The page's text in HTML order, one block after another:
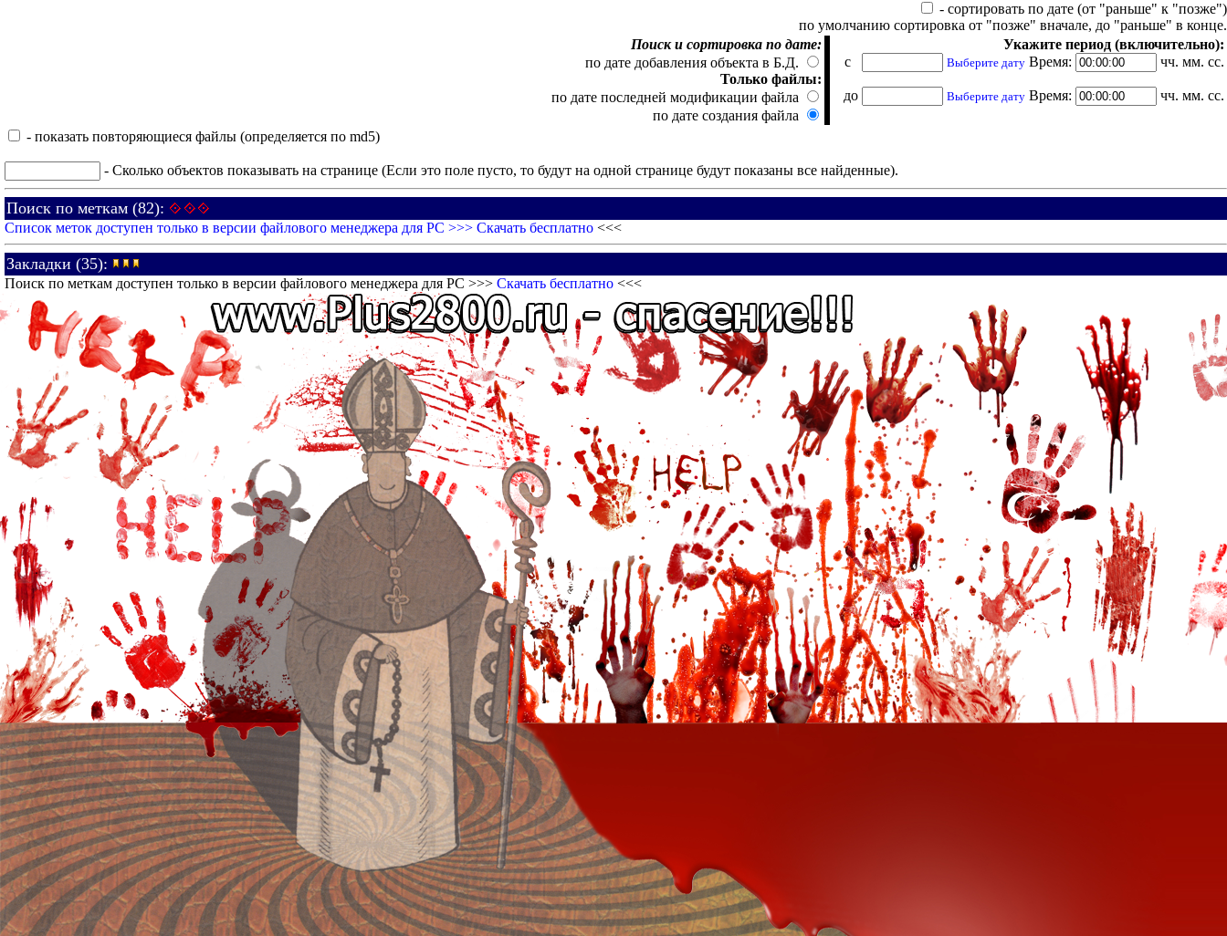
- сортировать по дате (от "раньше" к "позже")
по умолчанию сортировка от "позже" вначале, до "раньше" в конце.
Поиск и сортировка по дате:
по дате добавления объекта в Б.Д.
Только файлы:
по дате последней модификации файла
по дате создания файла
Укажите период (включительно):
с
Выберите дату Время: чч. мм. сс.
до Выберите дату Время: чч. мм. сс.
- показать повторяющиеся файлы (определяется по md5)
- Сколько объектов показывать на странице (Если это поле пусто, то будут на одной странице будут показаны все найденные).
Поиск по меткам (82):
Список меток доступен только в версии файлового менеджера для PC >>> Скачать бесплатно <<<
Закладки (35):
Поиск по меткам доступен только в версии файлового менеджера для PC >>> Скачать бесплатно <<<